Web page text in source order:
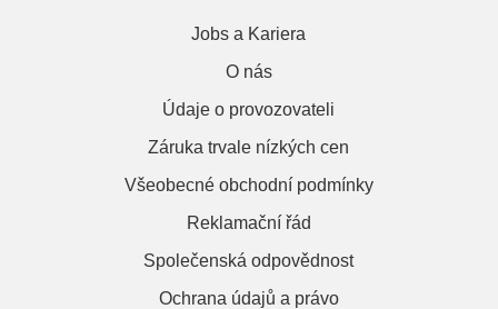
Jobs a Kariera
O nás
Údaje o provozovateli
Záruka trvale nízkých cen
Všeobecné obchodní podmínky
Reklamační řád
Společenská odpovědnost
Ochrana údajů a právo